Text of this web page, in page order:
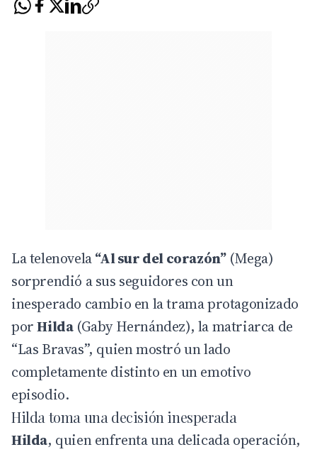
Latelenovela“Al sur del corazón”(Mega)
sorprendió a sus seguidores con un
inesperado cambio en la trama protagonizado
porHilda(Gaby Hernández), la matriarca de
“Las Bravas”, quien mostró un lado
completamente distinto en un emotivo
episodio.
Hilda toma una decisión inesperada
Hilda, quien enfrenta una delicada operación,